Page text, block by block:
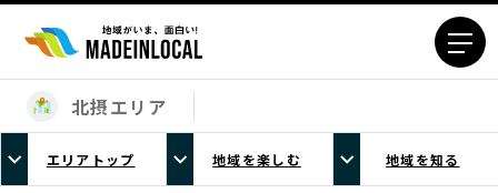
エリアから探す
北海道エリア
青森エリア
北摂エリア
エリアトップ 地域を楽しむ 地域を知る